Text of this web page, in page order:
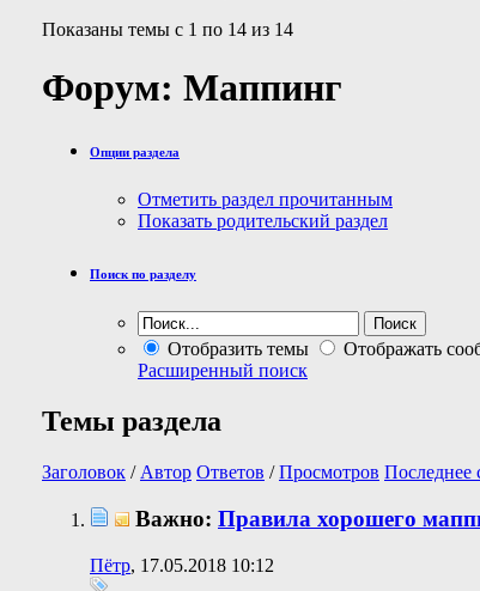
Показаны темы с 1 по 14 из 14
Форум: Маппинг
Опции раздела
Отметить раздел прочитанным
Показать родительский раздел
Поиск по разделу
Отобразить темы
Отображать
Расширенный поиск
Темы раздела
Заголовок / Автор Ответов /Просмотров Последнее
Важно: Правила хорошего
Пётр, 17.05.2018 10:12